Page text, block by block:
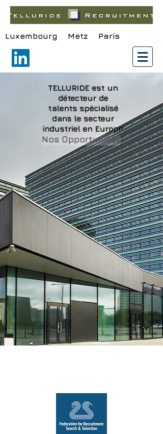
Luxembourg Metz Paris
TELLURIDE est un
détecteurde
talents spécialisé
dans le secteur
industriel en Europe
Nos Opportunités